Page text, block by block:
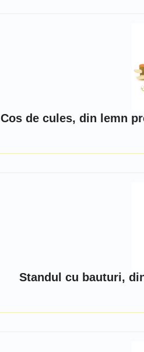
Cos de cules, din lemn
Standul cu bauturi,